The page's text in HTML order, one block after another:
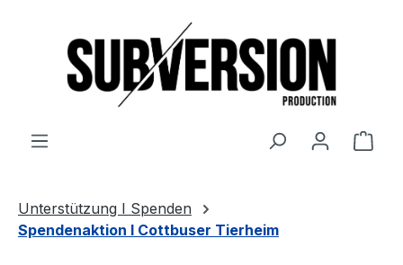
Unterstützung I Spenden
Spendenaktion I Cottbuser Tierheim